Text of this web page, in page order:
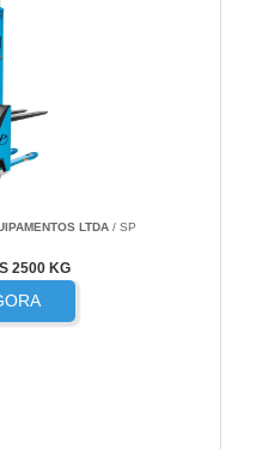
LTDA/ SP
2500 KG